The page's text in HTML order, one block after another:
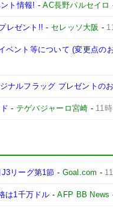
ト情報! -AC長野パルセイロ
レゼント!! - セレッソ大阪 -
ベント等について (変更点の
ナルフラッグ プレゼントの
- テゲバジャーロ宮崎 - 11時
リーグ第1節 - Goal.com -
は1千万ドル -AFP BB News